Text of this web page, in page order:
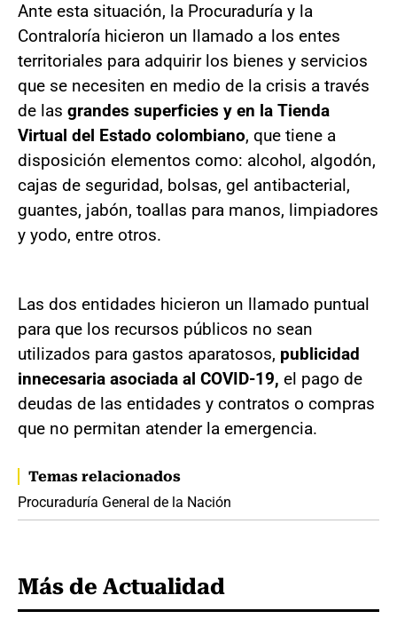
Ante esta situación, la Procuraduría y la
Contraloría hicieron un llamado a los entes
territoriales para adquirir los bienes y servicios
que se necesiten en medio de la crisis a través
de las grandes superficies y en la Tienda
Virtual del Estado colombiano, que tiene a
disposición elementos como: alcohol, algodón,
cajas de seguridad, bolsas, gel antibacterial,
guantes, jabón, toallas para manos, limpiadores
y yodo, entre otros.
Las dos entidades hicieron un llamado puntual
para que los recursos públicos no sean
utilizados para gastos aparatosos, publicidad
innecesaria asociada al COVID-19, el pago de
deudas de las entidades y contratos o compras
que no permitan atender la emergencia.
Temas relacionados
Procuraduría General de la Nación
Más de Actualidad